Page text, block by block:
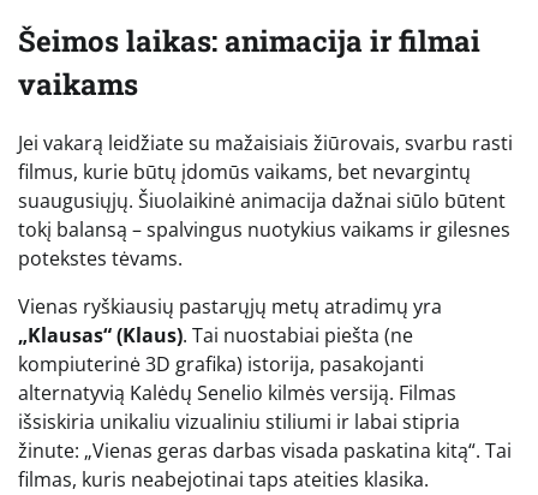
Šeimos laikas: animacija ir filmai
vaikams
Jei vakarą leidžiate su mažaisiais žiūrovais, svarbu rasti
filmus, kurie būtų įdomūs vaikams, bet nevargintų
suaugusiųjų. Šiuolaikinė animacija dažnai siūlo būtent
tokį balansą – spalvingus nuotykius vaikams ir gilesnes
potekstes tėvams.
Vienas ryškiausių pastarųjų metų atradimų yra
„Klausas“ (Klaus). Tai nuostabiai piešta (ne
kompiuterinė 3D grafika) istorija, pasakojanti
alternatyvią Kalėdų Senelio kilmės versiją. Filmas
išsiskiria unikaliu vizualiniu stiliumi ir labai stipria
žinute: „Vienas geras darbas visada paskatina kitą“. Tai
filmas, kuris neabejotinai taps ateities klasika.